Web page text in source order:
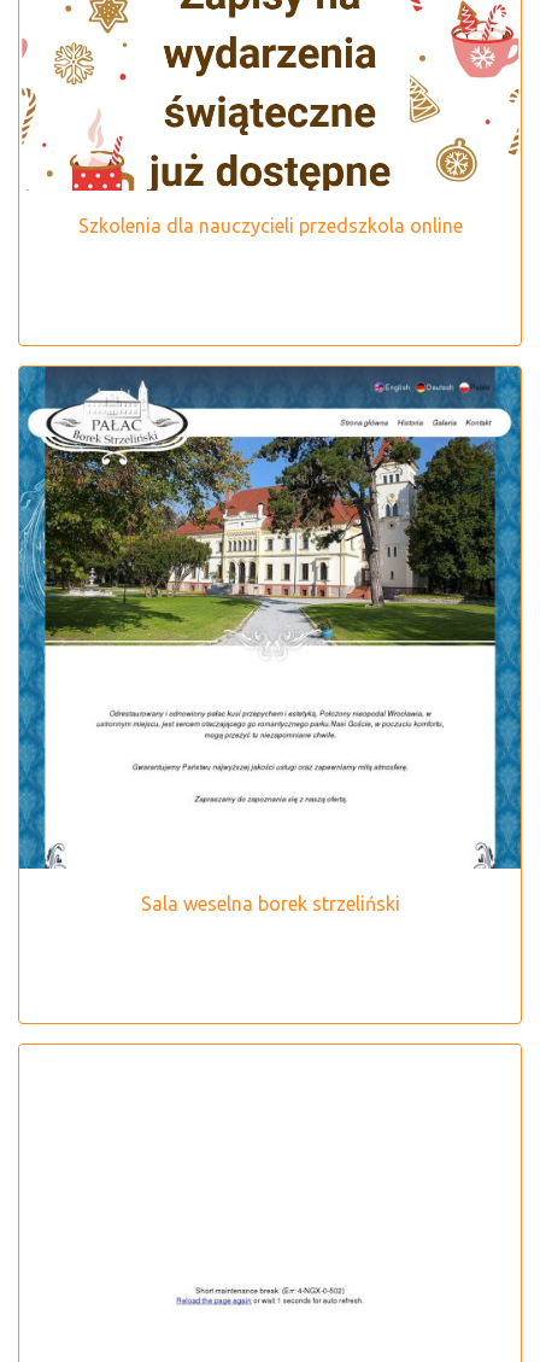
Szkolenia dla nauczycieli przedszkola online
Sala weselna borek strzeliński